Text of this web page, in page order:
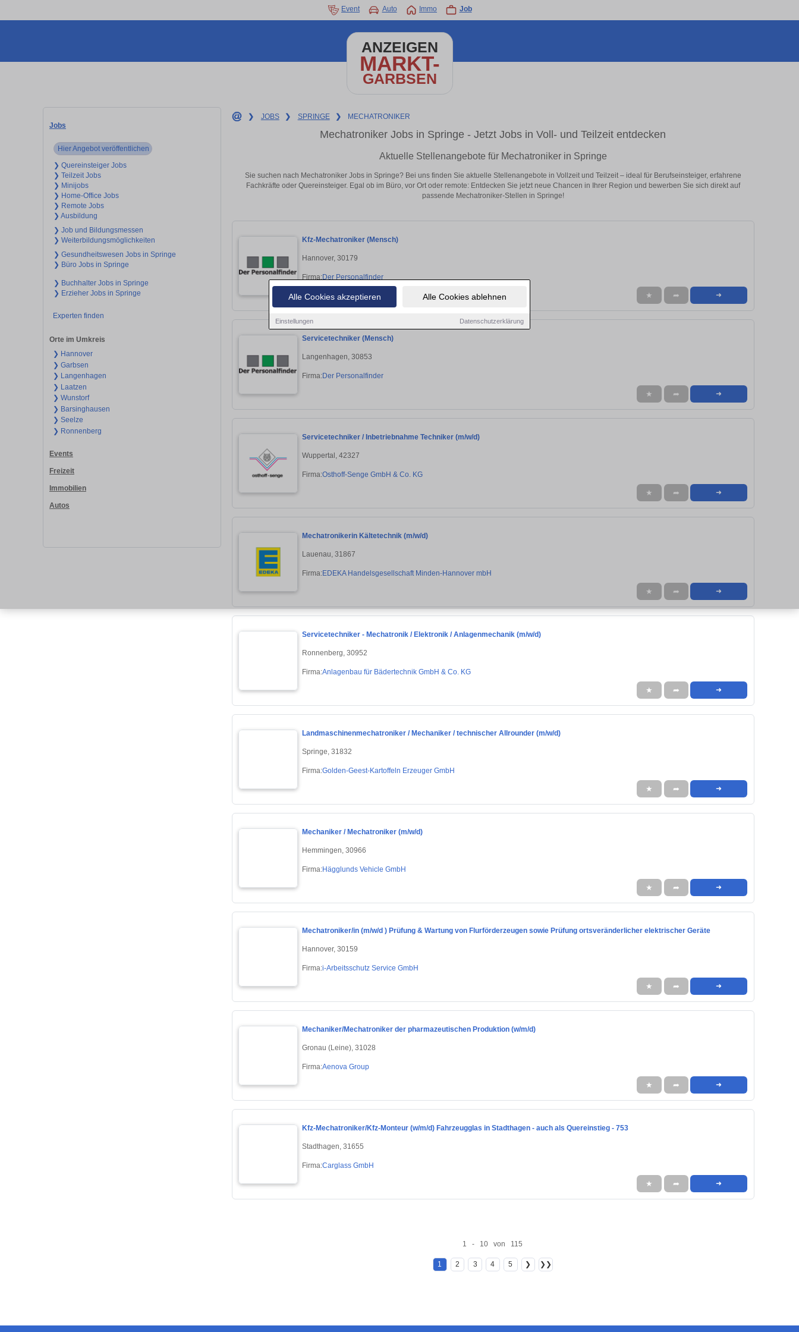
Alle Cookies akzeptieren Alle Cookies ablehnen
Einstellungen Datenschutzerklärung
Event Auto Immo Job
ANZEIGEN
MARKT-
GARBSEN
Jobs
Hier Angebot veröffentlichen
❯ Quereinsteiger Jobs
❯ Teilzeit Jobs
❯ Minijobs
❯ Home-Office Jobs
❯ Remote Jobs
❯ Ausbildung
❯ Job und Bildungsmessen
❯ Weiterbildungsmöglichkeiten
❯ Gesundheitswesen Jobs in Springe
❯ Büro Jobs in Springe
❯ Buchhalter Jobs in Springe
❯ Erzieher Jobs in Springe
Experten finden
Orte im Umkreis
❯ Hannover
❯ Garbsen
❯ Langenhagen
❯ Laatzen
❯ Wunstorf
❯ Barsinghausen
❯ Seelze
❯ Ronnenberg
Events
Freizeit
Immobilien
Autos
❯ JOBS ❯ SPRINGE ❯ MECHATRONIKER
Mechatroniker Jobs in Springe - Jetzt Jobs in Voll- und Teilzeit entdecken
Aktuelle Stellenangebote für Mechatroniker in Springe
Sie suchen nach Mechatroniker Jobs in Springe? Bei uns finden Sie aktuelle Stellenangebote in Vollzeit und Teilzeit – ideal für Berufseinsteiger, erfahrene
Fachkräfte oder Quereinsteiger. Egal ob im Büro, vor Ort oder remote: Entdecken Sie jetzt neue Chancen in Ihrer Region und bewerben Sie sich direkt auf
passende Mechatroniker-Stellen in Springe!
Kfz-Mechatroniker (Mensch)
Hannover, 30179
Firma:Der Personalfinder
★ ➦ ➜
Servicetechniker (Mensch)
Langenhagen, 30853
Firma:Der Personalfinder
★ ➦ ➜
Servicetechniker / Inbetriebnahme Techniker (m/w/d)
Wuppertal, 42327
Firma:Osthoff-Senge GmbH & Co. KG
★ ➦ ➜
Mechatronikerin Kältetechnik (m/w/d)
Lauenau, 31867
Firma:EDEKA Handelsgesellschaft Minden-Hannover mbH
★ ➦ ➜
Servicetechniker - Mechatronik / Elektronik / Anlagenmechanik (m/w/d)
Ronnenberg, 30952
Firma:Anlagenbau für Bädertechnik GmbH & Co. KG
★ ➦ ➜
Landmaschinenmechatroniker / Mechaniker / technischer Allrounder (m/w/d)
Springe, 31832
Firma:Golden-Geest-Kartoffeln Erzeuger GmbH
★ ➦ ➜
Mechaniker / Mechatroniker (m/w/d)
Hemmingen, 30966
Firma:Hägglunds Vehicle GmbH
★ ➦ ➜
Mechatroniker/in (m/w/d ) Prüfung & Wartung von Flurförderzeugen sowie Prüfung ortsveränderlicher elektrischer Geräte
Hannover, 30159
Firma:i-Arbeitsschutz Service GmbH
★ ➦ ➜
Mechaniker/Mechatroniker der pharmazeutischen Produktion (w/m/d)
Gronau (Leine), 31028
Firma:Aenova Group
★ ➦ ➜
Kfz-Mechatroniker/Kfz-Monteur (w/m/d) Fahrzeugglas in Stadthagen - auch als Quereinstieg - 753
Stadthagen, 31655
Firma:Carglass GmbH
★ ➦ ➜
1 - 10 von 115
1 2 3 4 5 ❯ ❯❯